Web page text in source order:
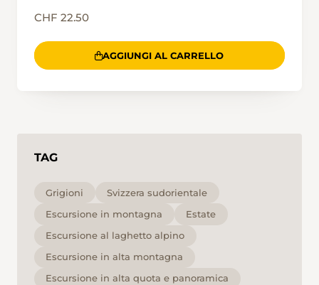
CHF 22.50
AGGIUNGI AL CARRELLO
TAG
Grigioni
Svizzera sudorientale
Escursione in montagna
Estate
Escursione al laghetto alpino
Escursione in alta montagna
Escursione in alta quota e panoramica